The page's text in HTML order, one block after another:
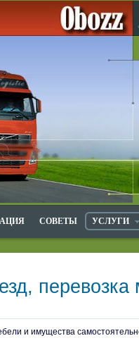
СОВЕТЫ УСЛУГИ
и имущества